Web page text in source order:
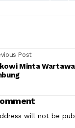
Post
Minta
will not be